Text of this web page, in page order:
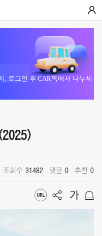
, 로그인 후 CAR톡에서 나누세
조회수 31482 댓글 0 추천 0